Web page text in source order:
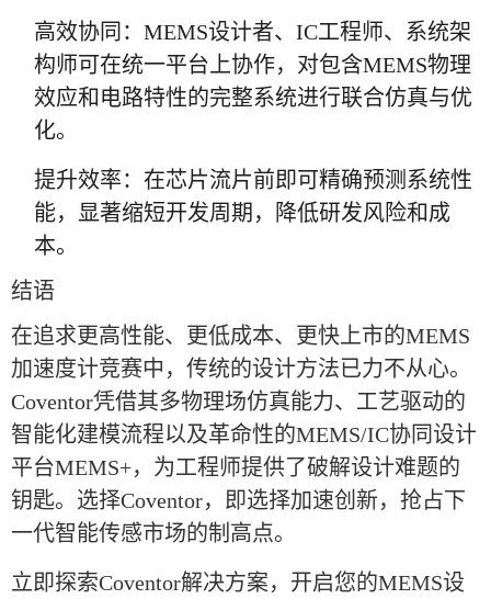
高效协同：MEMS设计者、IC工程师、系统架
构师可在统一平台上协作，对包含MEMS物理
效应和电路特性的完整系统进行联合仿真与优
化。
提升效率：在芯片流片前即可精确预测系统性
能，显著缩短开发周期，降低研发风险和成
本。
结语
在追求更高性能、更低成本、更快上市的MEMS
加速度计竞赛中，传统的设计方法已力不从心。
Coventor凭借其多物理场仿真能力、工艺驱动的
智能化建模流程以及革命性的MEMS/IC协同设计
平台MEMS+，为工程师提供了破解设计难题的
钥匙。选择Coventor，即选择加速创新，抢占下
一代智能传感市场的制高点。
立即探索Coventor解决方案，开启您的MEMS设